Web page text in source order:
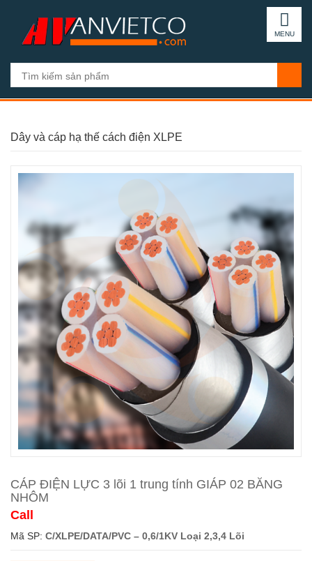
MENU
Dây và cáp hạ thế cách điện XLPE
CÁP ĐIỆN LỰC 3 lõi 1 trung tính GIÁP 02 BĂNG
NHÔM
Call
Mã SP: C/XLPE/DATA/PVC – 0,6/1KV Loại 2,3,4 Lõi